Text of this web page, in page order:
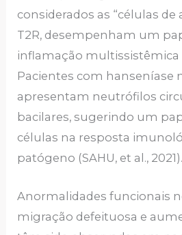
considerados as “células de
T2R, desempenham um
inflamação multissistêmica
Pacientes com hanseníase
apresentam neutrófilos
bacilares, sugerindo um
células na resposta
patógeno (SAHU, et al., 2021).
Anormalidades funcionais
migração defeituosa e